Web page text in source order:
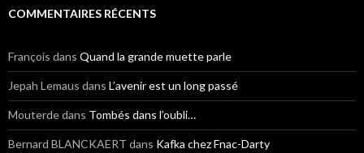
COMMENTAIRES RÉCENTS
François dans Quand la grande muette parle
Jepah Lemaus dans L’avenir est un long passé
Mouterdedans Tombés dans l’oubli…
Bernard BLANCKAERT dans Kafka chez Fnac-Darty